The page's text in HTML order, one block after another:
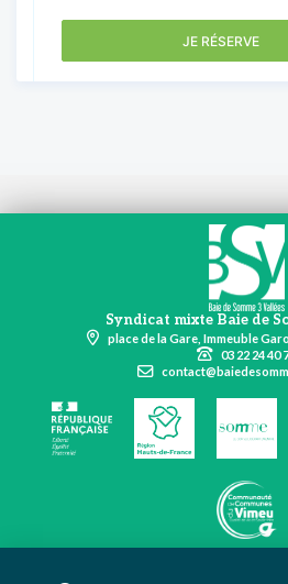
JE RÉSERVE
Syndicat mixte Baie de
place de la Gare, Immeuble
03 22 24 40